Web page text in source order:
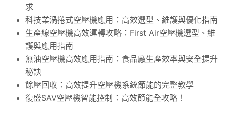
求
科技業渦捲式空壓機應用：高效選型、維護與優化指南
生產線空壓機高效運轉攻略：First Air空壓機選型、維
護與應用指南
無油空壓機高效應用指南：食品廠生產效率與安全提升
秘訣
餘壓回收：高效提升空壓機系統節能的完整教學
復盛SAV空壓機智能控制：高效節能全攻略！